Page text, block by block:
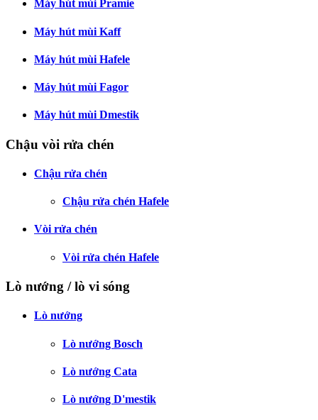
Máy hút mùi Pramie
Máy hút mùi Kaff
Máy hút mùi Hafele
Máy hút mùi Fagor
Máy hút mùi Dmestik
Chậu vòi rửa chén
Chậu rửa chén
Chậu rửa chén Hafele
Vòi rửa chén
Vòi rửa chén Hafele
Lò nướng / lò vi sóng
Lò nướng
Lò nướng Bosch
Lò nướng Cata
Lò nướng D'mestik